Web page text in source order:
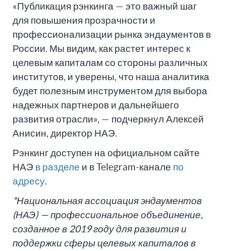
«Публикация рэнкинга — это важный шаг
для повышения прозрачности и
профессионализации рынка эндаументов в
России. Мы видим, как растет интерес к
целевым капиталам со стороны различных
институтов, и уверены, что наша аналитика
будет полезным инструментом для выбора
надежных партнеров и дальнейшего
развития отрасли», — подчеркнул Алексей
Анисин, директор НАЭ.
Рэнкинг доступен на официальном сайте
НАЭ в разделе и в Telegram-канале по
адресу.
*Национальная ассоциация эндаументов
(НАЭ) — профессиональное объединение,
созданное в 2019 году для развития и
поддержки сферы целевых капиталов в